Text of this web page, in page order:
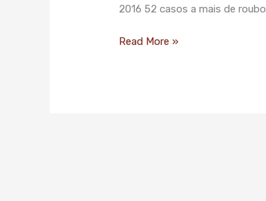
2016 52 casos a mais de roubo
Read More »